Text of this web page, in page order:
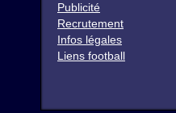
Publicité
Recrutement
Infos légales
Liens football